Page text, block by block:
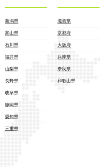
新潟県
富山県
石川県
福井県
山梨県
長野県
岐阜県
静岡県
愛知県
三重県
滋賀県
京都府
大阪府
兵庫県
奈良県
和歌山県